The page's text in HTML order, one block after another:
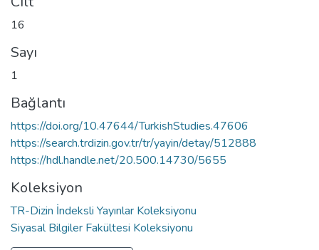
16
Sayı
1
Bağlantı
https://doi.org/10.47644/TurkishStudies.47606
https://search.trdizin.gov.tr/tr/yayin/detay/512888
https://hdl.handle.net/20.500.14730/5655
Koleksiyon
TR-Dizin İndeksli Yayınlar Koleksiyonu
Siyasal Bilgiler Fakültesi Koleksiyonu